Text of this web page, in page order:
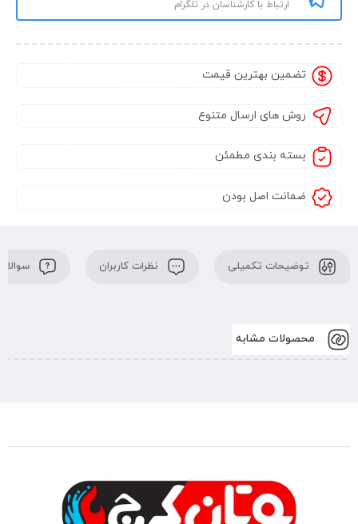
ارتباط با کارشناسان در تلگرام
تضمین بهترین قیمت
روش های ارسال متنوع
بسته بندی مطمئن
ضمانت اصل بودن
توضیحات تکمیلی نظرات کاربران
محصولات مشابه